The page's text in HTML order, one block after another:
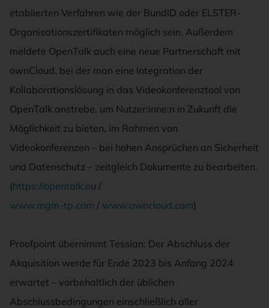
etablierten Verfahren wie der BundID oder ELSTER-
Organisationszertifikaten möglich sein. Außerdem
meldete OpenTalk auch eine neue Partnerschaft mit
ownCloud, bei der man eine Integration der
Kollaborationslösung in das Videokonferenztool von
OpenTalk anstrebe, um Nutzer:inne:n in Zukunft die
Möglichkeit zu bieten, im Rahmen von
Videokonferenzen – bei hohen Ansprüchen an Sicherheit
und Datenschutz – zeitgleich Dokumente zu bearbeiten.
(https://opentalk.eu /
www.mgm-tp.com / www.owncloud.com)
Proofpoint übernimmt Tessian: Der Abschluss der
Akquisition werde für Ende 2023 bis Anfang 2024
erwartet – vorbehaltlich der üblichen
Abschlussbedingungen einschließlich aller